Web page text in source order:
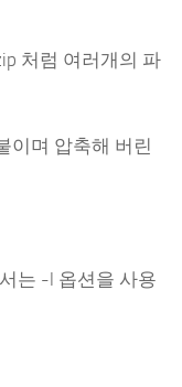
처럼 여러개의 파
이며 압축해 버린
는 -l 옵션을 사용